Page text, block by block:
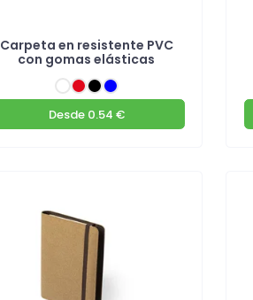
Carpeta en resistente PVC
con gomas elásticas
Desde0.54 €